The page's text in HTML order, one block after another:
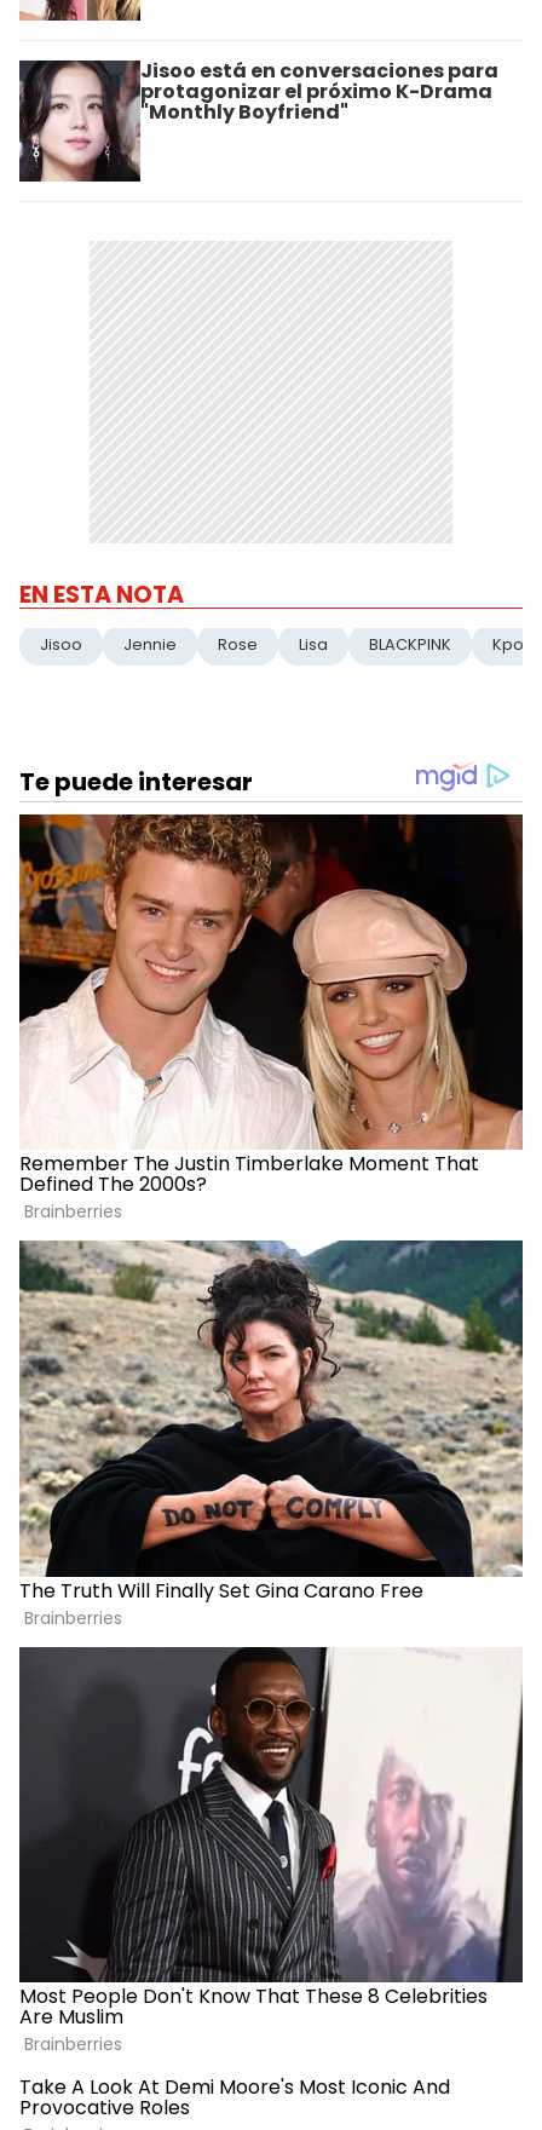
Jisoo está en conversaciones para
protagonizar el próximo K-Drama
"Monthly Boyfriend"
EN ESTA NOTA
Jisoo Jennie Rose Lisa BLACKPINK Kpop